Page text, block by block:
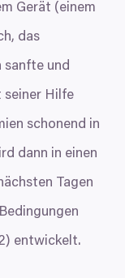
Gerät (einem
das
sanfte und
seiner Hilfe
schonend in
dann in einen
Tagen
) entwickelt.